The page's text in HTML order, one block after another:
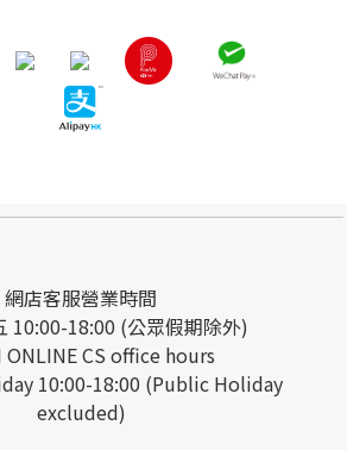
網店客服營業時間
10:00-18:00 (公眾假期除外)
ONLINE CS office hours
10:00-18:00 (Public Holiday
excluded)